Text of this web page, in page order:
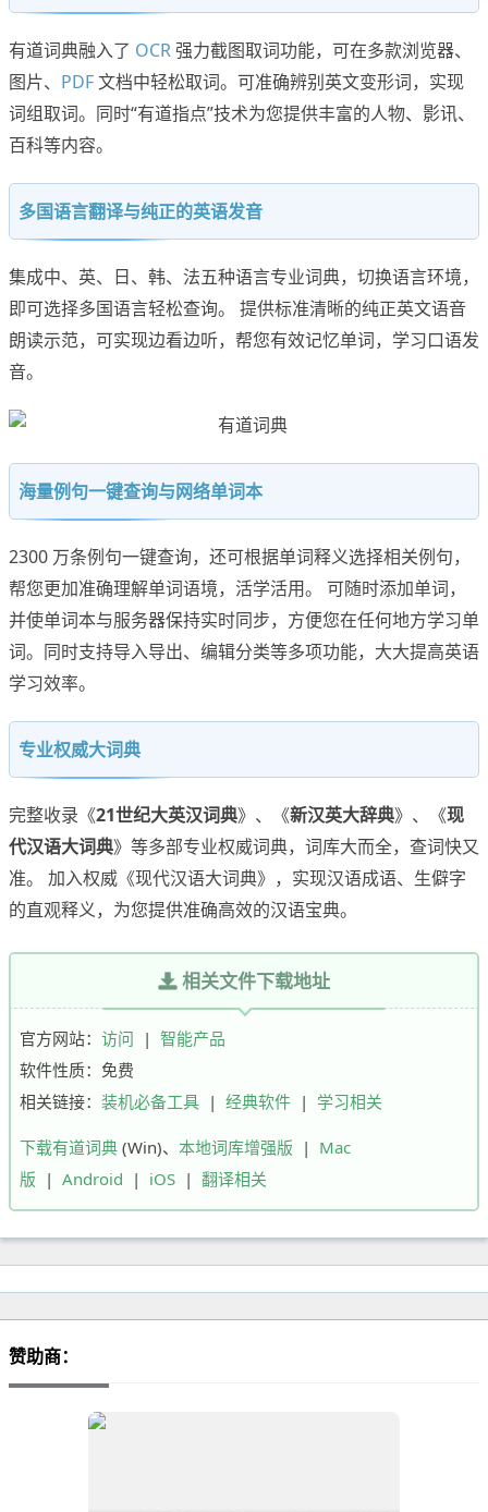
有道词典融入了 OCR强力截图取词功能，可在多款浏览器、
图片、 PDF文档中轻松取词。可准确辨别英文变形词，实现
词组取词。同时“有道指点”技术为您提供丰富的人物、影讯、
百科等内容。
多国语言翻译与纯正的英语发音
集成中、英、日、韩、法五种语言专业词典，切换语言环境，
即可选择多国语言轻松查询。 提供标准清晰的纯正英文语音
朗读示范，可实现边看边听，帮您有效记忆单词，学习口语发
音。
海量例句一键查询与网络单词本
2300 万条例句一键查询，还可根据单词释义选择相关例句，
帮您更加准确理解单词语境，活学活用。 可随时添加单词，
并使单词本与服务器保持实时同步，方便您在任何地方学习单
词。同时支持导入导出、编辑分类等多项功能，大大提高英语
学习效率。
专业权威大词典
完整收录《21世纪大英汉词典》、《新汉英大辞典》、《现
代汉语大词典》等多部专业权威词典，词库大而全，查词快又
准。 加入权威《现代汉语大词典》，实现汉语成语、生僻字
的直观释义，为您提供准确高效的汉语宝典。
相关文件下载地址
官方网站： 访问 | 智能产品
软件性质：免费
相关链接： 装机必备工具 | 经典软件 | 学习相关
下载有道词典 (Win)、 本地词库增强版 | Mac
版 | Android | iOS | 翻译相关
赞助商：